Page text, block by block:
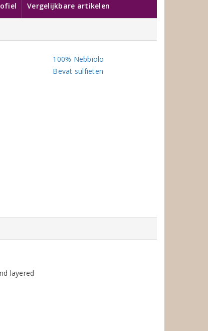
Vergelijkbare artikelen
100% Nebbiolo
Bevat sulfieten
layered